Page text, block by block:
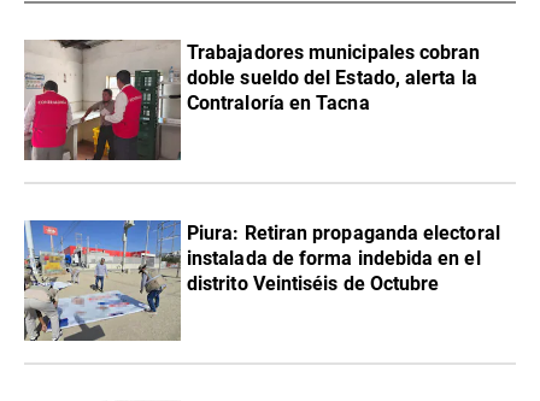
Trabajadores municipales cobran
doble sueldo del Estado, alerta la
Contraloría en Tacna
Piura: Retiran propaganda electoral
instalada de forma indebida en el
distrito Veintiséis de Octubre